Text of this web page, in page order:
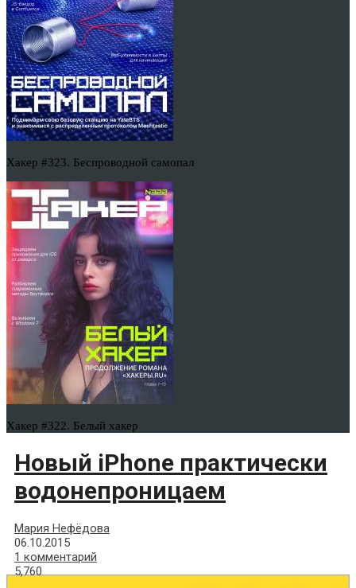
Хакер #323. Беспроводной самопал
Хакер #322. Белый хакер
Новый iPhone практически
водонепроницаем
Мария Нефёдова
06.10.2015
1 комментарий
5,760